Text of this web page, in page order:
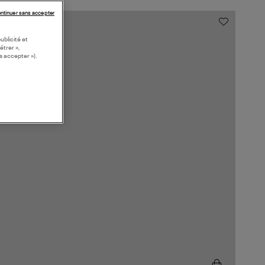
et
»,
accepter »).
sans accepter